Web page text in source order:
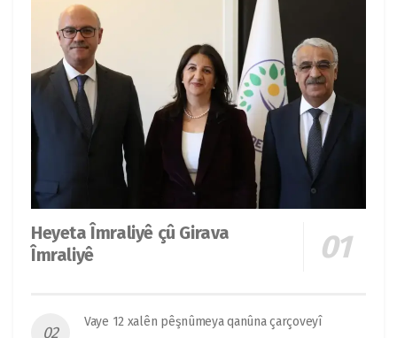
Heyeta Îmraliyê çû Girava
Îmraliyê
Vaye 12 xalên pêşnûmeya qanûna çarçoveyî